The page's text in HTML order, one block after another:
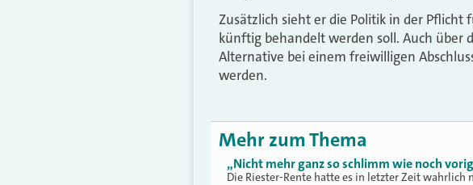
Zusätzlich sieht er die Politik in der Pflicht
künftig behandelt werden soll. Auch über
Alternative bei einem freiwilligen
werden.
Mehr zum Thema
„Nicht mehr ganz so schlimm wie noch
Die Riester-Rente hatte es in letzter Zeit